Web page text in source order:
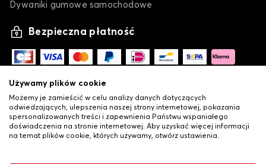
Dywaniki gumowe samochodowe
Bezpieczna płatność
Używamy plików cookie
Możemy je zamieścić w celu analizy danych dotyczących
odwiedzających, ulepszenia naszej strony internetowej, pokazania
spersonalizowanych treści i zapewnienia Państwu wspaniałego
doświadczenia na stronie internetowej. Aby uzyskać więcej informacji
na temat plików cookie, których używamy, otwórz ustawienia.